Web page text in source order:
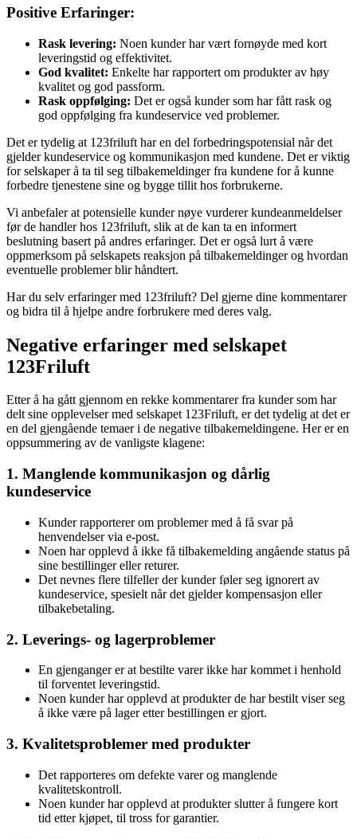
Positive Erfaringer:
Rask levering: Noen kunder har vært fornøyde med kort
leveringstid og effektivitet.
God kvalitet: Enkelte har rapportert om produkter av høy
kvalitet og god passform.
Rask oppfølging: Det er også kunder som har fått rask og
god oppfølging fra kundeservice ved problemer.
Det er tydelig at 123friluft har en del forbedringspotensial når det
gjelder kundeservice og kommunikasjon med kundene. Det er viktig
for selskaper å ta til seg tilbakemeldinger fra kundene for å kunne
forbedre tjenestene sine og bygge tillit hos forbrukerne.
Vi anbefaler at potensielle kunder nøye vurderer kundeanmeldelser
før de handler hos 123friluft, slik at de kan ta en informert
beslutning basert på andres erfaringer. Det er også lurt å være
oppmerksom på selskapets reaksjon på tilbakemeldinger og hvordan
eventuelle problemer blir håndtert.
Har du selv erfaringer med 123friluft? Del gjerne dine kommentarer
og bidra til å hjelpe andre forbrukere med deres valg.
Negative erfaringer med selskapet
123Friluft
Etter å ha gått gjennom en rekke kommentarer fra kunder som har
delt sine opplevelser med selskapet 123Friluft, er det tydelig at det er
en del gjengående temaer i de negative tilbakemeldingene. Her er en
oppsummering av de vanligste klagene:
1. Manglende kommunikasjon og dårlig
kundeservice
Kunder rapporterer om problemer med å få svar på
henvendelser via e-post.
Noen har opplevd å ikke få tilbakemelding angående status på
sine bestillinger eller returer.
Det nevnes flere tilfeller der kunder føler seg ignorert av
kundeservice, spesielt når det gjelder kompensasjon eller
tilbakebetaling.
2. Leverings- og lagerproblemer
En gjenganger er at bestilte varer ikke har kommet i henhold
til forventet leveringstid.
Noen kunder har opplevd at produkter de har bestilt viser seg
å ikke være på lager etter bestillingen er gjort.
3. Kvalitetsproblemer med produkter
Det rapporteres om defekte varer og manglende
kvalitetskontroll.
Noen kunder har opplevd at produkter slutter å fungere kort
tid etter kjøpet, til tross for garantier.